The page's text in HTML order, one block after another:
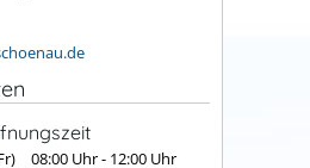
08:00 Uhr- 12:00 Uhr